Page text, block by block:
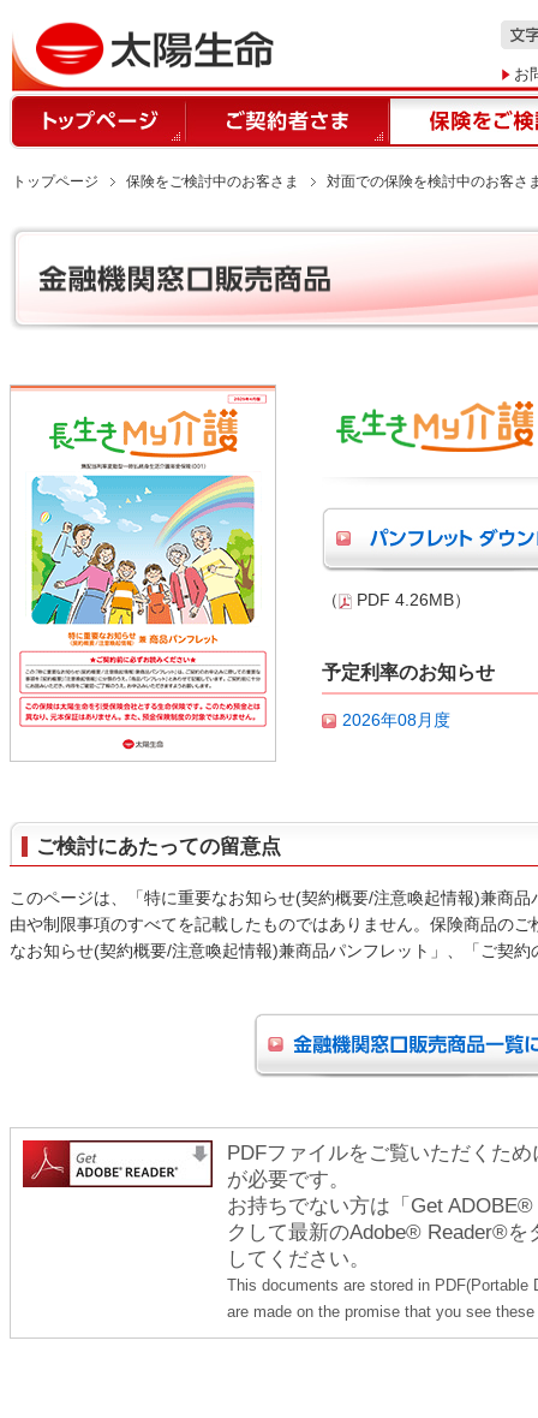
お
トップページ 保険をご検討中のお客さま 対面での保険を検討中のお客さ
（ PDF 4.26MB）
予定利率のお知らせ
2026年08月度
ご検討にあたっての留意点
このページは、「特に重要なお知らせ(契約概要/注意喚起情報)兼商
由や制限事項のすべてを記載したものではありません。保険商品の
なお知らせ(契約概要/注意喚起情報)兼商品パンフレット」、「ご契
PDFファイルをご覧いただくた
が必要です。
お持ちでない方は「Get
クして最新のAdobe® Reader®
してください。
This documents are stored in
are made on the promise that you see